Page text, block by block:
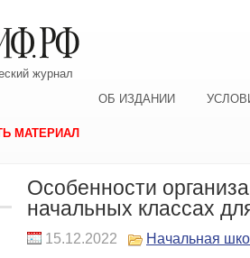
журнал
ОБ ИЗДАНИИ
МАТЕРИАЛ
Особенности
начальных классах
15.12.2022 Начальная